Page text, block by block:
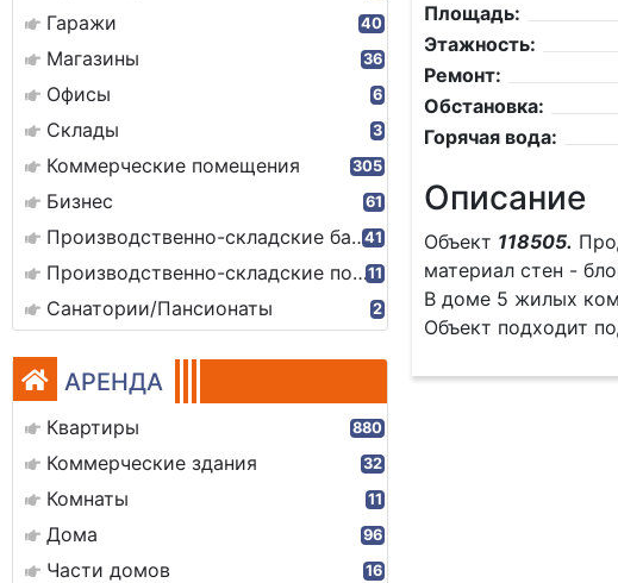
Гаражи 40
Магазины 36
Офисы 6
Склады 3
Коммерческие помещения 305
Бизнес 61
Производственно-складские базы41
Производственно-складские помещения11
Санатории/Пансионаты 2
АРЕНДА
Квартиры 880
Коммерческие здания 32
Комнаты 11
Дома 96
Части домов 16
Площадь:
Этажность:
Ремонт:
Обстановка:
Горячая вода:
Описание
Объект 118505.
материал стен -
В доме 5 жилых
Объект подходит